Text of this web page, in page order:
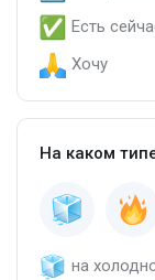
Есть
Хочу
На каком
на